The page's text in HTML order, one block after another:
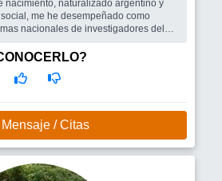
nacimiento, naturalizado argentino y
me he desempeñado como
nacionales de investigadores del
una mujer, que le guste disfrutar la
desee encontrar en los detalles la
le guste bailar, cantar, que le interese la
/ Citas